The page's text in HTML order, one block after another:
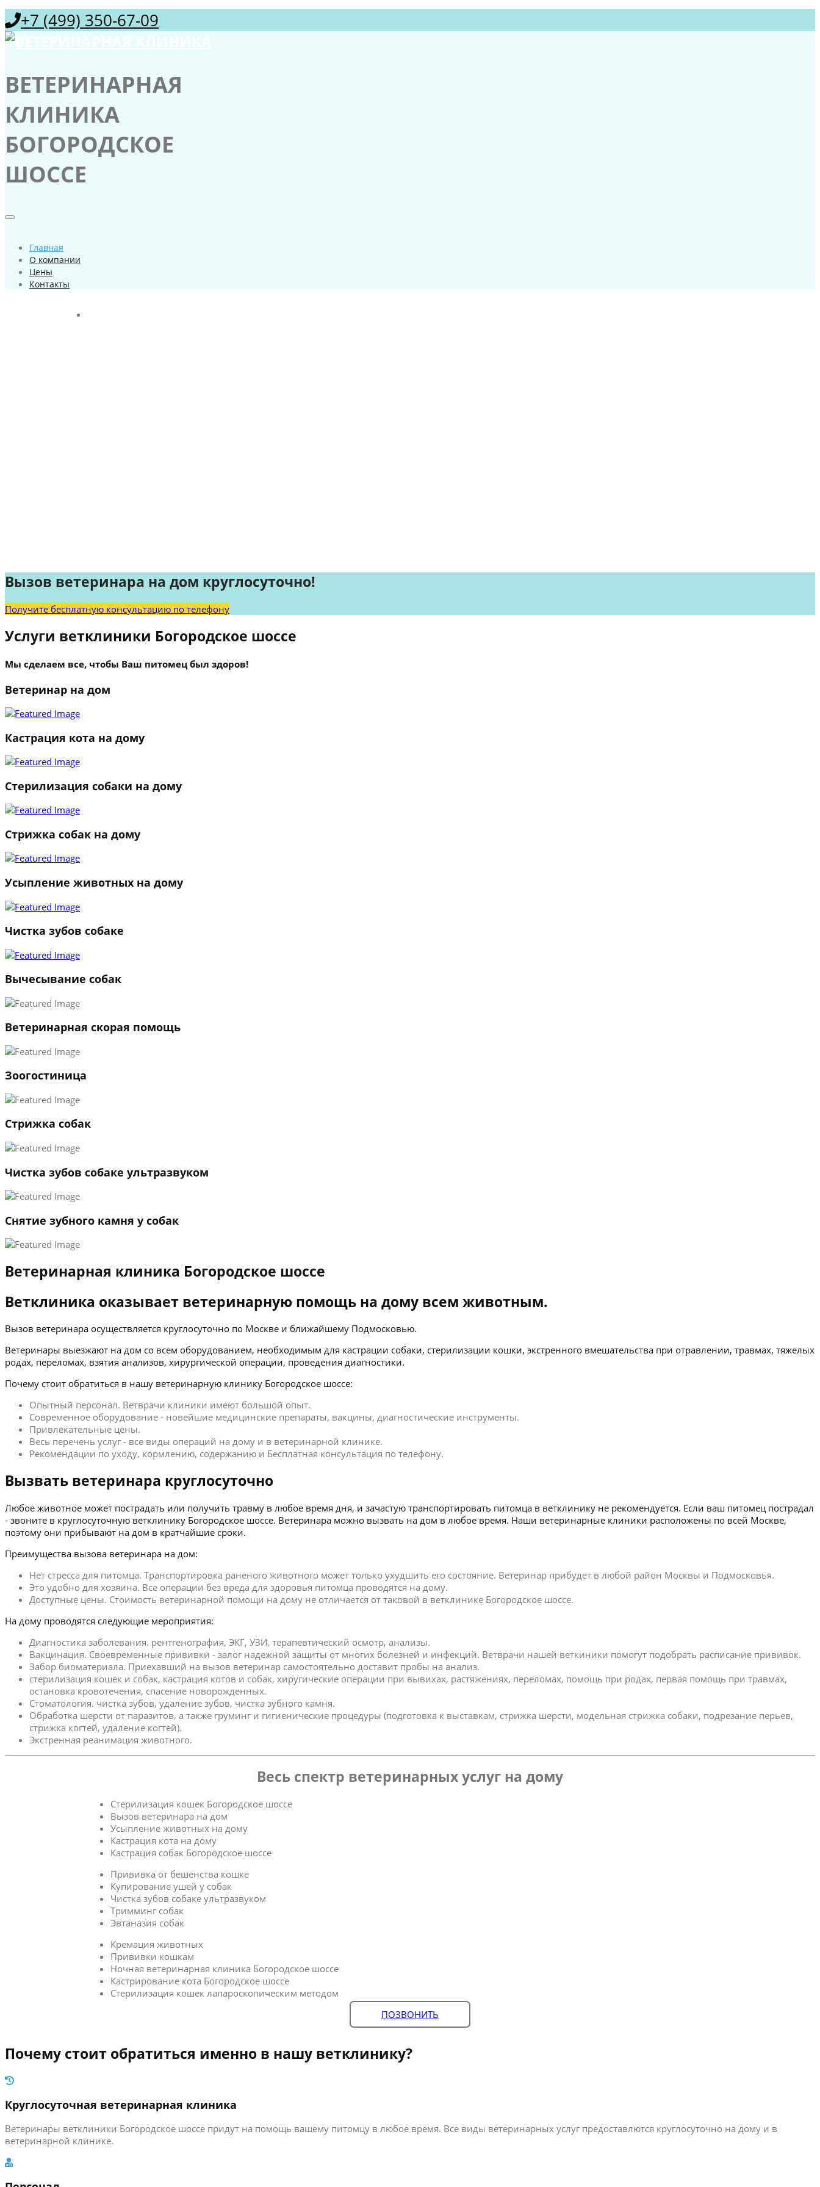
+7 (499) 350-67-09
ВЕТЕРИНАРНАЯ
КЛИНИКА
БОГОРОДСКОЕ
ШОССЕ
Главная
О компании
Цены
Контакты
1
3
←
Вызов ветеринара на дом круглосуточно!
Получите бесплатную консультацию по телефону
Услуги ветклиники Богородское шоссе
Мы сделаем все, чтобы Ваш питомец был здоров!
Ветеринар на дом
Кастрация кота на дому
Стерилизация собаки на дому
Стрижка собак на дому
Усыпление животных на дому
Чистка зубов собаке
Вычесывание собак
Ветеринарная скорая помощь
Зоогостиница
Стрижка собак
Чистка зубов собаке ультразвуком
Снятие зубного камня у собак
Ветеринарная клиника Богородское шоссе
Ветклиника оказывает ветеринарную помощь на дому всем животным.
Вызов ветеринара осуществляется круглосуточно по Москве и ближайшему Подмосковью.
Ветеринары выезжают на дом со всем оборудованием, необходимым для кастрации собаки, стерилизации кошки, экстренного вмешательства при отравлении, травмах, тяжелых
родах, переломах, взятия анализов, хирургической операции, проведения диагностики.
Почему стоит обратиться в нашу ветеринарную клинику Богородское шоссе:
Опытный персонал. Ветврачи клиники имеют большой опыт.
Современное оборудование - новейшие медицинские препараты, вакцины, диагностические инструменты.
Привлекательные цены.
Весь перечень услуг - все виды операций на дому и в ветеринарной клинике.
Рекомендации по уходу, кормлению, содержанию и Бесплатная консультация по телефону.
Вызвать ветеринара круглосуточно
Любое животное может пострадать или получить травму в любое время дня, и зачастую транспортировать питомца в ветклинику не рекомендуется. Если ваш питомец пострадал
- звоните в круглосуточную ветклинику Богородское шоссе. Ветеринара можно вызвать на дом в любое время. Наши ветеринарные клиники расположены по всей Москве,
поэтому они прибывают на дом в кратчайшие сроки.
Преимущества вызова ветеринара на дом:
Нет стресса для питомца. Транспортировка раненого животного может только ухудшить его состояние. Ветеринар прибудет в любой район Москвы и Подмосковья.
Это удобно для хозяина. Все операции без вреда для здоровья питомца проводятся на дому.
Доступные цены. Стоимость ветеринарной помощи на дому не отличается от таковой в ветклинике Богородское шоссе.
На дому проводятся следующие мероприятия:
Диагностика заболевания. рентгенография, ЭКГ, УЗИ, терапевтический осмотр, анализы.
Вакцинация. Своевременные прививки - залог надежной защиты от многих болезней и инфекций. Ветврачи нашей веткиники помогут подобрать расписание прививок.
Забор биоматериала. Приехавший на вызов ветеринар самостоятельно доставит пробы на анализ.
стерилизация кошек и собак, кастрация котов и собак, хиругические операции при вывихах, растяжениях, переломах, помощь при родах, первая помощь при травмах,
остановка кровотечения, спасение новорожденных.
Стоматология. чистка зубов, удаление зубов, чистка зубного камня.
Обработка шерсти от паразитов, а также груминг и гигиенические процедуры (подготовка к выставкам, стрижка шерсти, модельная стрижка собаки, подрезание перьев,
стрижка когтей, удаление когтей).
Экстренная реанимация животного.
Весь спектр ветеринарных услуг на дому
Стерилизация кошек Богородское шоссе
Вызов ветеринара на дом
Усыпление животных на дому
Кастрация кота на дому
Кастрация собак Богородское шоссе
Прививка от бешенства кошке
Купирование ушей у собак
Чистка зубов собаке ультразвуком
Тримминг собак
Эвтаназия собак
Кремация животных
Прививки кошкам
Ночная ветеринарная клиника Богородское шоссе
Кастрирование кота Богородское шоссе
Стерилизация кошек лапароскопическим методом
ПОЗВОНИТЬ
Почему стоит обратиться именно в нашу ветклинику?
Круглосуточная ветеринарная клиника
Ветеринары ветклиники Богородское шоссе придут на помощь вашему питомцу в любое время. Все виды ветеринарных услуг предоставлются круглосуточно на дому и в
ветеринарной клинике.